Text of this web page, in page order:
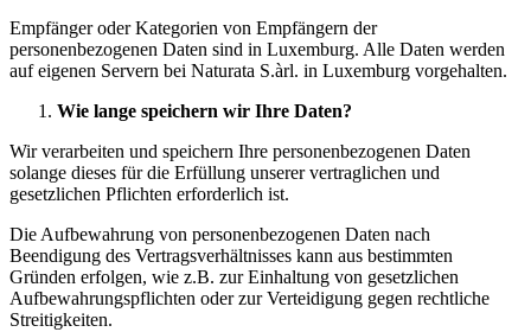
Empfänger oder Kategorien von Empfängern der
personenbezogenen Daten sind in Luxemburg. Alle Daten werden
auf eigenen Servern bei Naturata S.àrl. in Luxemburg vorgehalten.
Wie lange speichern wir Ihre Daten?
Wir verarbeiten und speichern Ihre personenbezogenen Daten
solange dieses für die Erfüllung unserer vertraglichen und
gesetzlichen Pflichten erforderlich ist.
Die Aufbewahrung von personenbezogenen Daten nach
Beendigung des Vertragsverhältnisses kann aus bestimmten
Gründen erfolgen, wie z.B. zur Einhaltung von gesetzlichen
Aufbewahrungspflichten oder zur Verteidigung gegen rechtliche
Streitigkeiten.